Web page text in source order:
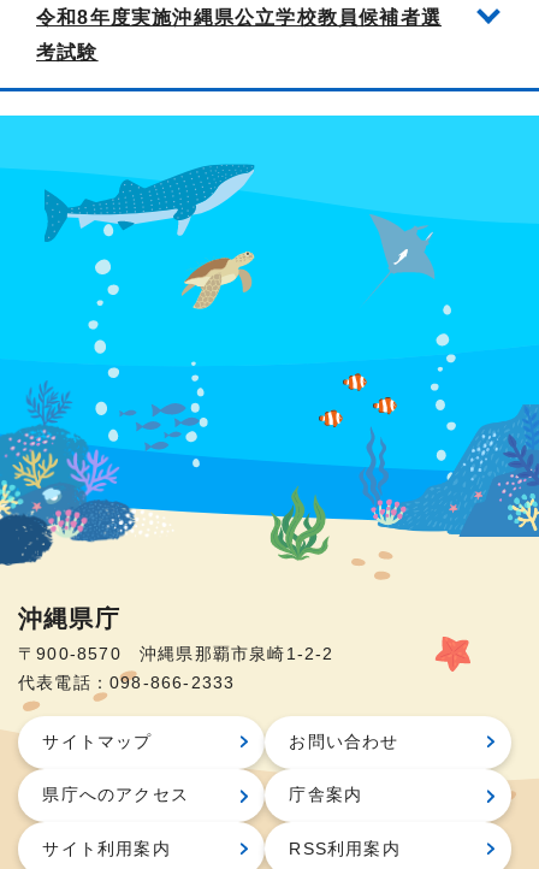
令和8年度実施沖縄県公立学校教員候補者選
考試験
沖縄県庁
〒900-8570 沖縄県那覇市泉崎1-2-2
代表電話：098-866-2333
サイトマップ お問い合わせ
県庁へのアクセス 庁舎案内
サイト利用案内 RSS利用案内